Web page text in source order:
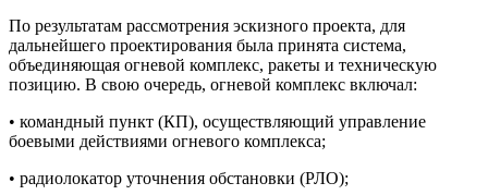
По результатам рассмотрения эскизного проекта, для
дальнейшего проектирования была принята система,
объединяющая огневой комплекс, ракеты и техническую
позицию. В свою очередь, огневой комплекс включал:
• командный пункт (КП), осуществляющий управление
боевыми действиями огневого комплекса;
• радиолокатор уточнения обстановки (РЛО);